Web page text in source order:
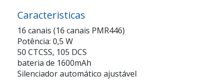
Caracteristicas
16 canais (16 canais PMR446)
Potência: 0,5 W
50 CTCSS, 105 DCS
bateria de 1600mAh
Silenciador automático ajustável